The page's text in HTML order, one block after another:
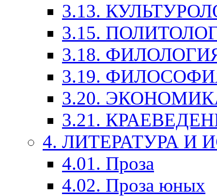
3.13.
3.15.
3.18.
3.19.
3.20.
3.21.
4. ЛИТЕРАТУРА И
4.01. Проза
4.02. Проза юных